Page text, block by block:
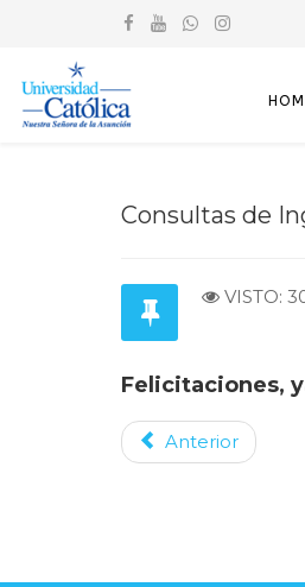
Consultas de
VISTO:
Felicitaciones,
Anterior